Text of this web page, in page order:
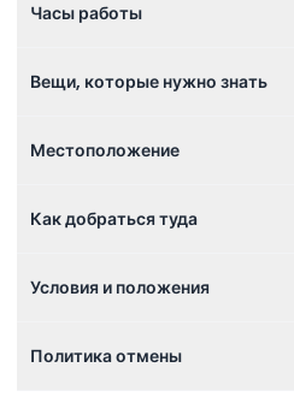
Часы работы
Вещи, которые нужно знать
Местоположение
Как добраться туда
Условия и положения
Политика отмены